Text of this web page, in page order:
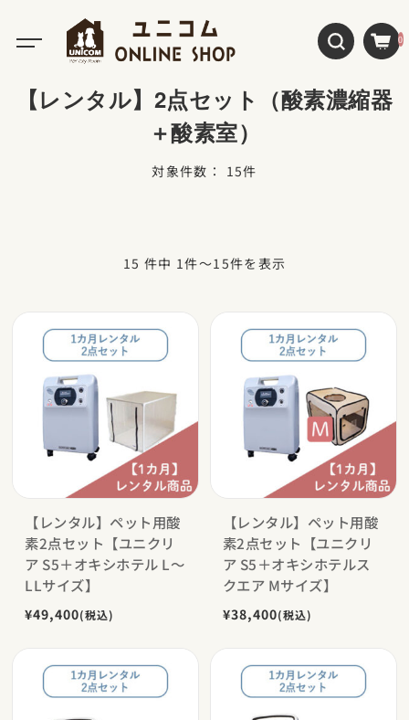
0
【レンタル】2点セット（酸素濃縮器
＋酸素室）
対象件数： 15件
15 件中 1件～15件を表示
【レンタル】ペット用酸
素2点セット【ユニクリ
ア S5＋オキシホテル L〜
LLサイズ】
¥49,400(税込)
【レンタル】ペット用酸
素2点セット【ユニクリ
ア S5＋オキシホテルス
クエア Mサイズ】
¥38,400(税込)